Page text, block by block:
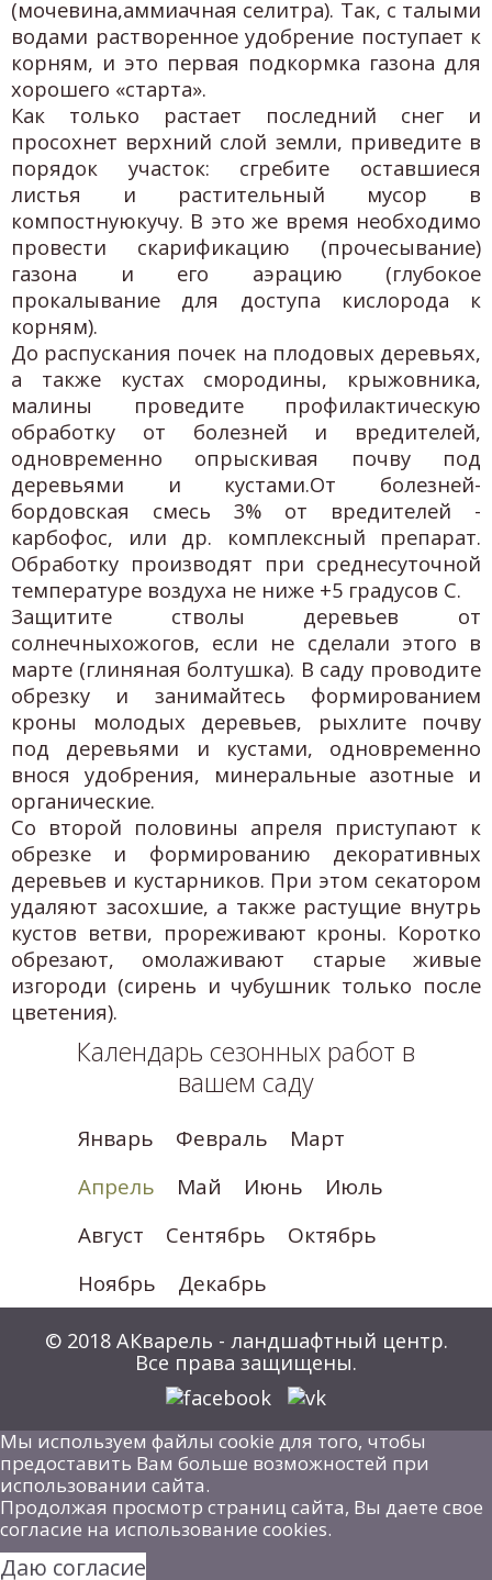
(мочевина,аммиачная селитра). Так, с талыми
водами растворенное удобрение поступает к
корням, и это первая подкормка газона для
хорошего «старта».
Как только растает последний снег и
просохнет верхний слой земли, приведите в
порядок участок: сгребите оставшиеся
листья и растительный мусор в
компостнуюкучу. В это же время необходимо
провести скарификацию (прочесывание)
газона и его аэрацию (глубокое
прокалывание для доступа кислорода к
корням).
До распускания почек на плодовых деревьях,
а также кустах смородины, крыжовника,
малины проведите профилактическую
обработку от болезней и вредителей,
одновременно опрыскивая почву под
деревьями и кустами.От болезней-
бордовская смесь 3% от вредителей -
карбофос, или др. комплексный препарат.
Обработку производят при среднесуточной
температуре воздуха не ниже +5 градусов С.
Защитите стволы деревьев от
солнечныхожогов, если не сделали этого в
марте (глиняная болтушка). В саду проводите
обрезку и занимайтесь формированием
кроны молодых деревьев, рыхлите почву
под деревьями и кустами, одновременно
внося удобрения, минеральные азотные и
органические.
Со второй половины апреля приступают к
обрезке и формированию декоративных
деревьев и кустарников. При этом секатором
удаляют засохшие, а также растущие внутрь
кустов ветви, прореживают кроны. Коротко
обрезают, омолаживают старые живые
изгороди (сирень и чубушник только после
цветения).
Календарь сезонных работ в
вашем саду
Январь Февраль
Март
Апрель
Май Июнь
Июль
Август
Сентябрь
Октябрь
Ноябрь
Декабрь
© 2018 АКварель - ландшафтный центр.
Все права защищены.
Мы используем файлы cookie для того, чтобы
предоставить Вам больше возможностей при
использовании сайта.
Продолжая просмотр страниц сайта, Вы даете свое
согласие на использование cookies.
Даю согласие